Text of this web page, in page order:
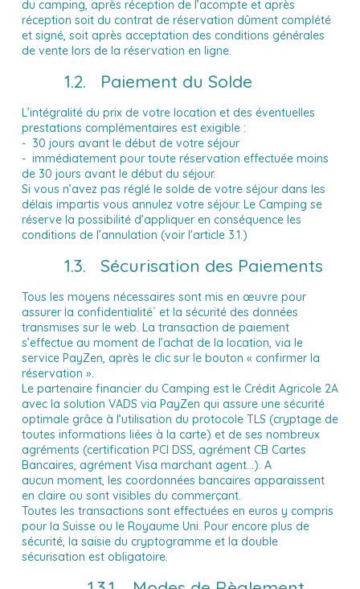
du camping, après réception de l’acompte et après
réception soit du contrat de réservation dûment complété
et signé, soit après acceptation des conditions générales
de vente lors de la réservation en ligne.
1.2. Paiement du Solde
L’intégralité du prix de votre location et des éventuelles
prestations complémentaires est exigible :
- 30 jours avant le début de votre séjour
- immédiatement pour toute réservation effectuée moins
de 30 jours avant le début du séjour.
Si vous n’avez pas réglé le solde de votre séjour dans les
délais impartis vous annulez votre séjour. Le Camping se
réserve la possibilité d’appliquer en conséquence les
conditions de l’annulation (voir l'article 3.1.)
1.3. Sécurisation des Paiements
Tous les moyens nécessaires sont mis en œuvre pour
assurer la confidentialité´ et la sécurité des données
transmises sur le web. La transaction de paiement
s’effectue au moment de l’achat de la location, via le
service PayZen, après le clic sur le bouton « confirmer la
réservation ».
Le partenaire financier du Camping est le Crédit Agricole 2A
avec la solution VADS via PayZen qui assure une sécurité
optimale grâce à l’utilisation du protocole TLS (cryptage de
toutes informations liées à la carte) et de ses nombreux
agréments (certification PCI DSS, agrément CB Cartes
Bancaires, agrément Visa marchant agent...). A
aucun moment, les coordonnées bancaires apparaissent
en claire ou sont visibles du commerçant.
Toutes les transactions sont effectuées en euros y compris
pour la Suisse ou le Royaume Uni. Pour encore plus de
sécurité, la saisie du cryptogramme et la double
sécurisation est obligatoire.